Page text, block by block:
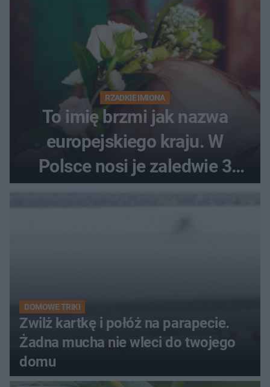
RZADKIE IMIONA
To imię brzmi jak nazwa
europejskiego kraju. W
Polsce nosi je zaledwie 3
DOMOWE TRIKI
Zwilż kartkę i połóż na parapecie.
Żadna mucha nie wleci do twojego
domu